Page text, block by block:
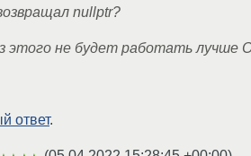
nullptr?
этого не будет работать лучше
ответ.